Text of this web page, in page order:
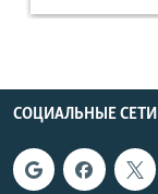
СОЦИАЛЬНЫЕ СЕТИ